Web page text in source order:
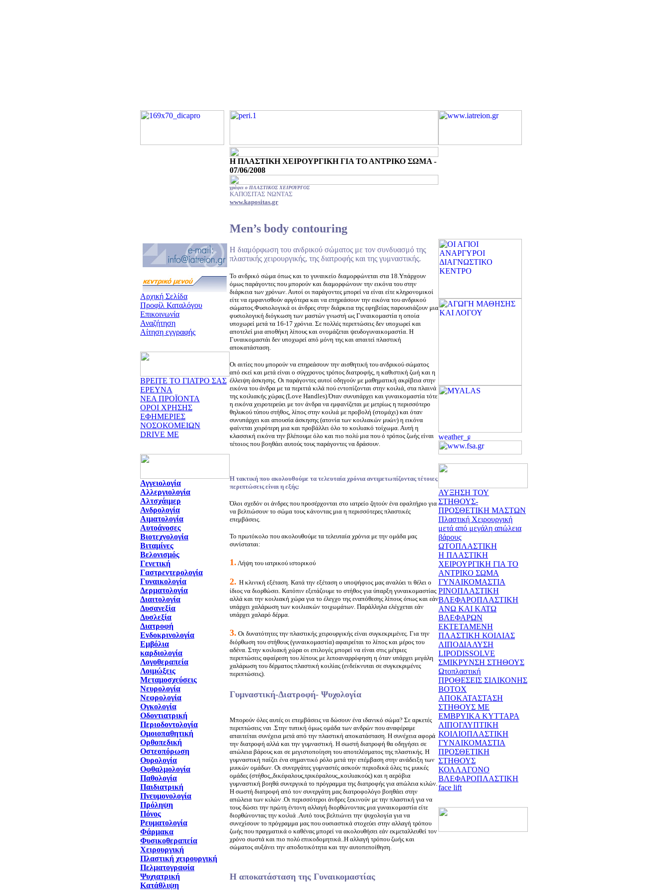
Αρχική Σελίδα
Προφίλ Καταλόγου
Επικοινωνία
Αναζήτηση
Αίτηση εγγραφής
ΒΡΕΙΤΕ ΤΟ ΓΙΑΤΡΟ ΣΑΣ
ΕΡΕΥΝΑ
ΝΕΑ ΠΡΟΪΟΝΤΑ
ΟΡΟΙ ΧΡΗΣΗΣ
ΕΦΗΜΕΡΙΕΣ
ΝΟΣΟΚΟΜΕΙΩΝ
DRIVE ME
Αγγειολογία
Αλλεργιολογία
Αλτσχάιμερ
Ανδρολογία
Αιματολογία
Αυτοάνοσες
Βιοτεχνολογία
Βιταμίνες
Βελονισμός
Γενετική
Γαστρεντερολογία
Γυναικολογία
Δερματολογία
Διαιτολογία
Δυσανεξία
Δυσλεξία
Διατροφή
Ενδοκρινολογία
Εμβόλια
καρδιολογία
Λογοθεραπεία
Λοιμώξεις
Μεταμοσχεύσεις
Νευρολογία
Νεφρολογία
Ογκολογία
Οδοντιατρική
Περιοδοντολογία
Ομοιοπαθητική
Ορθοπεδική
Οστεοπόρωση
Ουρολογία
Οφθαλμολογία
Παθολογία
Παιδιατρική
Πνευμονολογία
Πρόληψη
Πόνος
Ρευματολογία
Φάρμακα
Φυσικοθεραπεία
Χειρουργική
Πλαστική χειρουργική
Πελματογραφία
Ψυχιατρική
Κατάθλιψη
Η ΠΛΑΣΤΙΚΗ ΧΕΙΡΟΥΡΓΙΚΗ ΓΙΑ ΤΟ ΑΝΤΡΙΚΟ ΣΩΜΑ -
07/06/2008
γράφει ο ΠΛΑΣΤΙΚΟΣ ΧΕΙΡΟΥΡΓΟΣ
ΚΑΠΟΣΙΤΑΣ ΝΩΝΤΑΣ
www.kapositas.gr
Men’s body contouring
Η διαμόρφωση του ανδρικού σώματος με τον συνδυασμό της
πλαστικής χειρουργικής, της διατροφής και της γυμναστικής.
Το ανδρικό σώμα όπως και το γυναικείο διαμορφώνεται στα 18.Υπάρχουν
όμως παράγοντες που μπορούν και διαμορφώνουν την εικόνα του στην
διάρκεια των χρόνων. Αυτοί οι παράγοντες μπορεί να είναι είτε κληρονομικοί
είτε να εμφανισθούν αργότερα και να επηρεάσουν την εικόνα του ανδρικού
σώματος.Φυσιολογικά οι άνδρες στην διάρκεια της εφηβείας παρουσιάζουν μια
φυσιολογική διόγκωση των μαστών γνωστή ως Γυναικομαστία η οποία
υποχωρεί μετά τα 16-17 χρόνια. Σε πολλές περιπτώσεις δεν υποχωρεί και
αποτελεί μια αποθήκη λίπους και ονομάζεται ψευδογυναικομαστία. Η
Γυναικομαστάι δεν υποχωρεί από μόνη της και απαιτεί πλαστική
αποκατάσταση.
Οι αιτίες που μπορούν να επηρεάσουν την αισθητική του ανδρικού σώματος
από εκεί και μετά είναι ο σύγχρονος τρόπος διατροφής, η καθιστική ζωή και η
έλλειψη άσκησης. Οι παράγοντες αυτοί οδηγούν με μαθηματική ακρίβεια στην
εικόνα του άνδρα με τα περιττά κιλά πού εντοπίζονται στην κοιλιά, στα πλαινά
της κοιλιακής χώρας (Love Handles).Όταν συνυπάρχει και γυναικομαστία τότε
η εικόνα χειροτερεύει με τον άνδρα να εμφανίζεται με μετρίως η περισσότερο
θηλυκού τύπου στήθος, λίπος στην κοιλιά με προβολή (στομάχι) και όταν
συνυπάρχει και απουσία άσκησης (ατονία των κοιλιακών μυών) η εικόνα
φαίνεται χειρότερη μια και προβάλλει όλο το κοιλιακό τοίχωμα. Αυτή η
κλασσική εικόνα την βλέπουμε όλο και πιο πολύ μια που ό τρόπος ζωής είναι
τέτοιος που βοηθάει αυτούς τους παράγοντες να δράσουν.
Η τακτική που ακολουθούμε τα τελευταία χρόνια αντιμετωπίζοντας τέτοιες
περιπτώσεις είναι η εξής:
Όλοι σχεδόν οι άνδρες που προσέρχονται στο ιατρείο ζητούν ένα εφαλτήριο για
να βελτιώσουν το σώμα τους κάνοντας μια η περισσότερες πλαστικές
επεμβάσεις.
Το πρωτόκολο που ακολουθούμε τα τελευταία χρόνια με την ομάδα μας
συνίσταται:
1. Λήψη του ιατρικού ιστορικού
2. Η κλινική εξέταση. Κατά την εξέταση ο υποψήφιος μας αναλύει τι θέλει ο
ίδιος να διορθώσει. Κατόπιν εξετάζουμε το στήθος για ύπαρξη γυναικομαστίας
αλλά και την κοιλιακή χώρα για το έλεγχο της εναπόθεσης λίπους όπως και εάν
υπάρχει χαλάρωση των κοιλιακών τοιχωμάτων. Παράλληλα ελέγχεται εάν
υπάρχει χαλαρό δέρμα.
3. Οι δυνατότητες την πλαστικής χειρουργικής είναι συγκεκριμένες. Για την
διόρθωση του στήθους (γυναικομαστία) αφαιρείται το λίπος και μέρος του
αδένα. Στην κοιλιακή χώρα οι επιλογές μπορεί να είναι στις μέτριες
περιπτώσεις αφαίρεση του λίπους με λιποαναρρόφηση η όταν υπάρχει μεγάλη
χαλάρωση του δέρματος πλαστική κοιλίας (ενδείκνυται σε συγκεκριμένες
περιπτώσεις).
Γυμναστική-Διατροφή- Ψυχολογία
Μπορούν όλες αυτές οι επεμβάσεις να δώσουν ένα ιδανικό σώμα? Σε αρκετές
περιπτώσεις ναι .Στην τυπική όμως ομάδα των ανδρών που αναφέραμε
απαιτείται συνέχεια μετά από την πλαστική αποκατάσταση. Η συνέχεια αφορά
την διατροφή αλλά και την γυμναστική. Η σωστή διατροφή θα οδηγήσει σε
απώλεια βάρους και σε μεγιστοποίηση του αποτελέσματος της πλαστικής. Η
γυμναστική παίζει ένα σημαντικό ρόλο μετά την επέμβαση στην ανάδειξη των
μυικών ομάδων. Οι συνεργάτες γυμναστές ασκούν περιοδικά όλες τις μυικές
ομάδες (στήθος,,δικέφαλους,τρικέφαλους,,κοιλιακούς) και η αερόβια
γυμναστική βοηθά συνεργικά το πρόγραμμα της διατροφής για απώλεια κιλών.
Η σωστή διατροφή από τον συνεργάτη μας διατροφολόγο βοηθάει στην
απώλεια των κιλών .Οι περισσότεροι άνδρες ξεκινούν με την πλαστική για να
τους δώσει την πρώτη έντονη αλλαγή διορθώνοντας μια γυναικομαστία είτε
διορθώνοντας την κοιλιά .Αυτό τους βελτιώνει την ψυχολογία για να
συνεχίσουν το πρόγραμμα μας που ουσιαστικά στοχεύει στην αλλαγή τρόπου
ζωής που πραγματικά ο καθένας μπορεί να ακολουθήσει εάν εκμεταλλευθεί τον
χρόνο σωστά και πιο πολύ επικοδομητικά..Η αλλαγή τρόπου ζωής και
σώματος αυξάνει την αποδοτικότητα και την αυτοπεποίθηση.
Η αποκατάσταση της Γυναικομαστίας
ΑΥΞΗΣΗ ΤΟΥ
ΣΤΗΘΟΥΣ-
ΠΡΟΣΘΕΤΙΚΗ ΜΑΣΤΩΝ
Πλαστική Χειρουργική
μετά από μεγάλη απώλεια
βάρους
ΩΤΟΠΛΑΣΤΙΚΗ
Η ΠΛΑΣΤΙΚΗ
ΧΕΙΡΟΥΡΓΙΚΗ ΓΙΑ ΤΟ
ΑΝΤΡΙΚΟ ΣΩΜΑ
ΓΥΝΑΙΚΟΜΑΣΤΙΑ
ΡΙΝΟΠΛΑΣΤΙΚΗ
ΒΛΕΦΑΡΟΠΛΑΣΤΙΚΗ
ΑΝΩ ΚΑΙ ΚΑΤΩ
ΒΛΕΦΑΡΩΝ
ΕΚΤΕΤΑΜΕΝΗ
ΠΛΑΣΤΙΚΗ ΚΟΙΛΙΑΣ
ΛΙΠΟΔΙΑΛΥΣΗ
LIPODISSOLVE
ΣΜΙΚΡΥΝΣΗ ΣΤΗΘΟΥΣ
Ωτοπλαστική
ΠΡΟΘΕΣΕΙΣ ΣΙΛΙΚΟΝΗΣ
BOTOX
ΑΠΟΚΑΤΑΣΤΑΣΗ
ΣΤΗΘΟΥΣ ΜΕ
ΕΜΒΡΥΙΚΑ ΚΥΤΤΑΡΑ
ΛΙΠΟΓΛΥΠΤΙΚΗ
ΚΟΙΛΙΟΠΛΑΣΤΙΚΗ
ΓΥΝΑΙΚΟΜΑΣΤΙΑ
ΠΡΟΣΘΕΤΙΚΗ
ΣΤΗΘΟΥΣ
ΚΟΛΛΑΓΟΝΟ
ΒΛΕΦΑΡΟΠΛΑΣΤΙΚΗ
face lift